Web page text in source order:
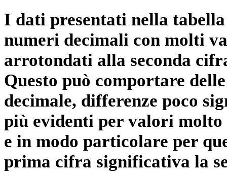
I dati presentati nella
numeri decimali con molti
arrotondati alla seconda
Questo può comportare
decimale, differenze poco
più evidenti per valori
e in modo particolare per
prima cifra significativa la